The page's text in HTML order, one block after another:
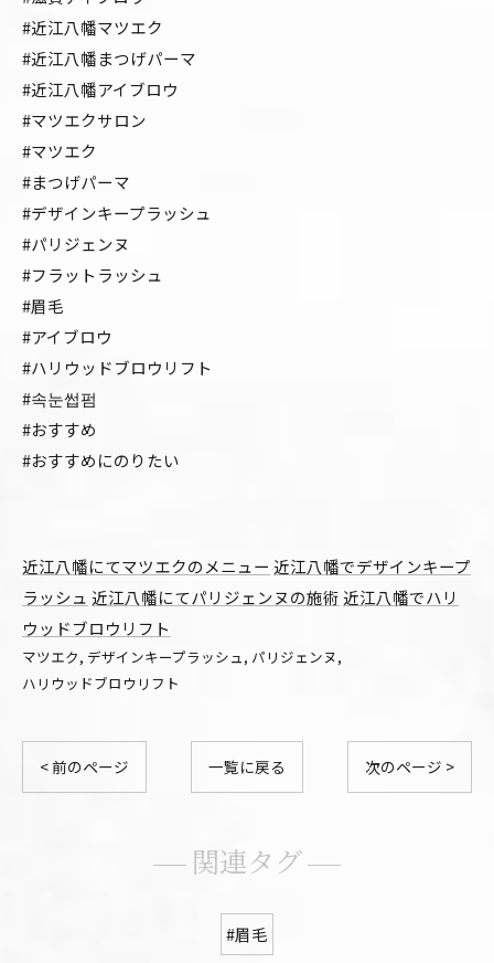
#近江八幡マツエク
#近江八幡まつげパーマ
#近江八幡アイブロウ
#マツエクサロン
#マツエク
#まつげパーマ
#デザインキープラッシュ
#パリジェンヌ
#フラットラッシュ
#眉毛
#アイブロウ
#ハリウッドブロウリフト
#속눈썹펌
#おすすめ
#おすすめにのりたい
近江八幡にてマツエクのメニュー 近江八幡でデザインキープ
ラッシュ 近江八幡にてパリジェンヌの施術 近江八幡でハリ
ウッドブロウリフト
マツエク デザインキープラッシュ パリジェンヌ
ハリウッドブロウリフト
< 前のページ 一覧に戻る 次のページ >
関連タグ
#眉毛